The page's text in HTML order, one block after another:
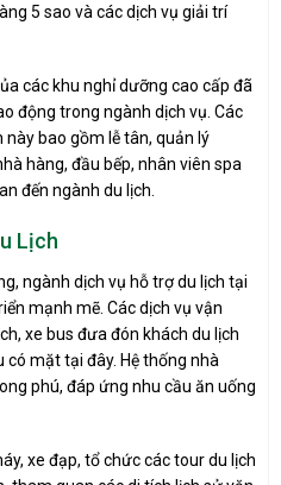
5 sao và các dịch vụ giải trí
các khu nghỉ dưỡng cao cấp đã
động trong ngành dịch vụ. Các
bao gồm lễ tân, quản lý
hàng, đầu bếp, nhân viên spa
đến ngành du lịch.
Lịch
ngành dịch vụ hỗ trợ du lịch tại
mạnh mẽ. Các dịch vụ vận
xe bus đưa đón khách du lịch
mặt tại đây. Hệ thống nhà
phú, đáp ứng nhu cầu ăn uống
xe đạp, tổ chức các tour du lịch